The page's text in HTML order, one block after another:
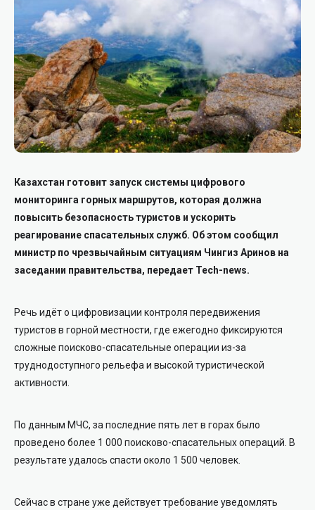
Казахстан готовит запуск системы цифрового
мониторинга горных маршрутов, которая должна
повысить безопасность туристов и ускорить
реагирование спасательных служб. Об этом сообщил
министр по чрезвычайным ситуациям Чингиз Аринов на
заседании правительства, передает Tech-news.
Речь идёт о цифровизации контроля передвижения
туристов в горной местности, где ежегодно фиксируются
сложные поисково-спасательные операции из-за
труднодоступного рельефа и высокой туристической
активности.
По данным МЧС, за последние пять лет в горах было
проведено более 1 000 поисково-спасательных операций. В
результате удалось спасти около 1 500 человек.
Сейчас в стране уже действует требование уведомлять